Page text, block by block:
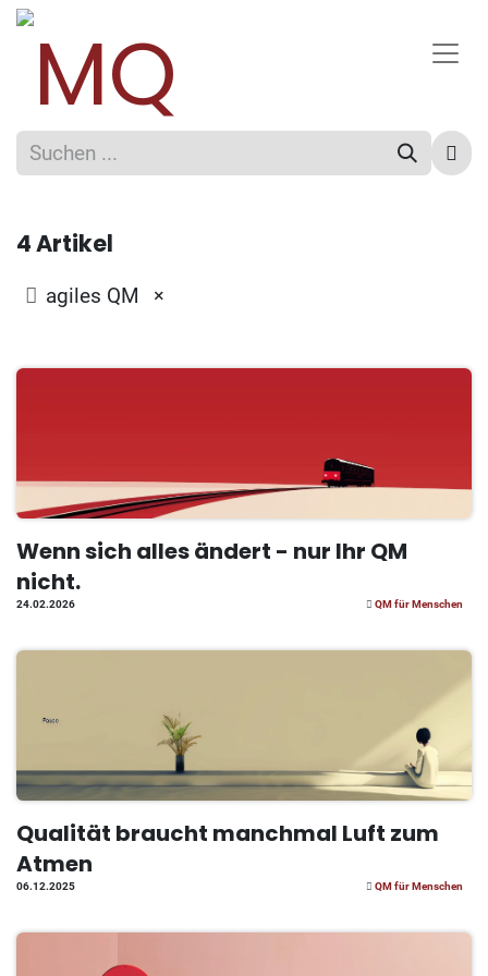
4 Artikel
agiles QM ×
Wenn sich alles ändert - nur Ihr QM
nicht.
24.02.2026 QM für Menschen
Qualität braucht manchmal Luft zum
Atmen
06.12.2025 QM für Menschen